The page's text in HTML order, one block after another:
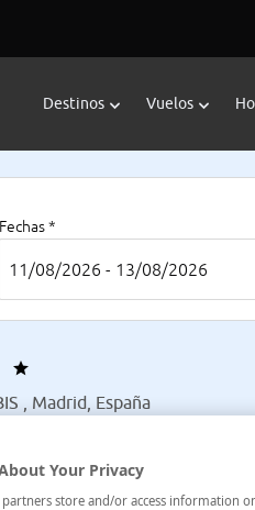
Destinos Vuelos
Fechas *
11/08/2026 - 13/08/2026
, Madrid, España
Your Privacy
store and/or access information